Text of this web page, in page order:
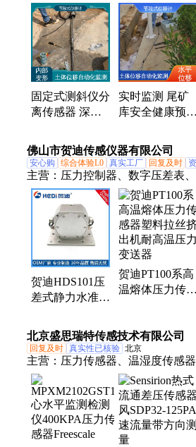
角传感器、自动化监测系统、自
系统
固定式测斜仪分
离传感器 深层
安全监测 7*24
小时测量
实时监测 尾矿
库安全健康预警
离传感器 深层
水平位移
佛山市贺迪传感仪器有限公司
安心购 综合体验L0 真实工厂 回复及时
主营： 压力控制器、数字压差表
器、数量仪表、数显液压开关
贺迪HDS101压
差式静力水准仪
地表监测传感器
贺迪PT100系高
温熔体压力传感
送器
北京盛思瑞特传感技术有限公司
回复及时 真实性已核验 北京
主营： 压力传感器、温湿度传感器